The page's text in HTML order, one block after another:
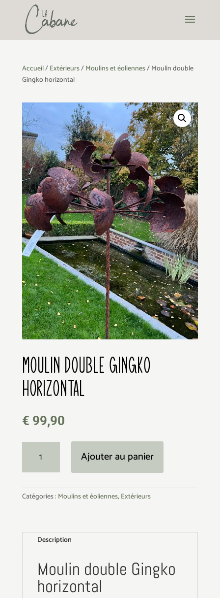
Accueil/Extérieurs/Moulins et éoliennes/ Moulin double
Gingko horizontal
MOULIN DOUBLE GINGKO
HORIZONTAL
€ 99,90
Moulin
double
Gingko
Ajouter au panier
Catégories : Moulins et éoliennes, Extérieurs
Description
Moulin double Gingko
horizontal